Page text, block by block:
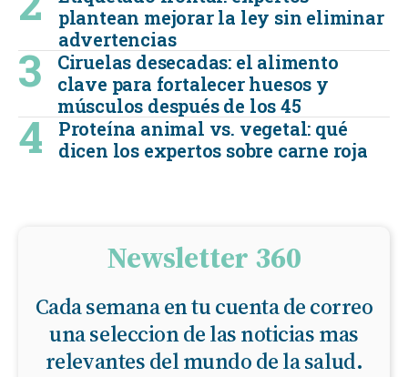
plantean mejorar la ley sin eliminar
advertencias
Ciruelas desecadas: el alimento
clave para fortalecer huesos y
músculos después de los 45
Proteína animal vs. vegetal: qué
dicen los expertos sobre carne roja
Newsletter 360
Cada semana en tu cuenta de correo
una seleccion de las noticias mas
relevantes del mundo de la salud.